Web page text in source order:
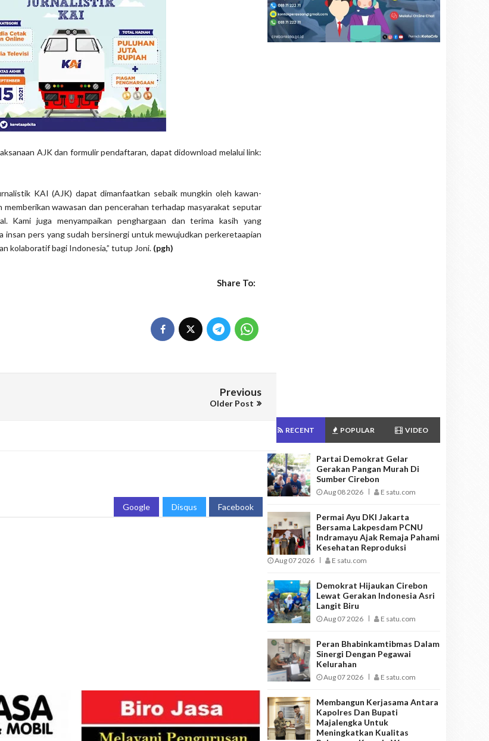
AJK dan formulir pendaftaran, dapat didownload melalui link:
KAI (AJK) dapat dimanfaatkan sebaik mungkin oleh kawan-
wawasan dan pencerahan terhadap masyarakat seputar
Kami juga menyampaikan penghargaan dan terima kasih yang
insan pers yang sudah bersinergi untuk mewujudkan perkeretaapian
kolaboratif bagi Indonesia,” tutup Joni. (pgh)
Share To:
Previous
Older Post
Google Disqus Facebook
RECENT POPULAR VIDEO
Partai Demokrat Gelar
Gerakan Pangan Murah Di
Sumber Cirebon
Aug 08 2026 E satu.com
Permai Ayu DKI Jakarta
Bersama Lakpesdam PCNU
Indramayu Ajak Remaja Pahami
Kesehatan Reproduksi
Aug 07 2026 E satu.com
Demokrat Hijaukan Cirebon
Lewat Gerakan Indonesia Asri
Langit Biru
Aug 07 2026 E satu.com
Peran Bhabinkamtibmas Dalam
Sinergi Dengan Pegawai
Kelurahan
Aug 07 2026 E satu.com
Membangun Kerjasama Antara
Kapolres Dan Bupati
Majalengka Untuk
Meningkatkan Kualitas